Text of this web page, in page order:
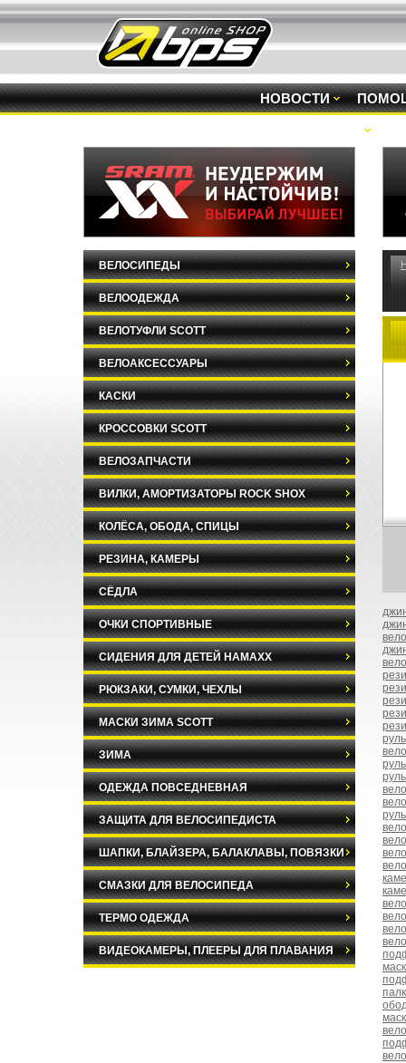
НОВОСТИ
ВЕЛОСИПЕДЫ
ВЕЛООДЕЖДА
ВЕЛОТУФЛИ SCOTT
ВЕЛОАКСЕССУАРЫ
КАСКИ
КРОССОВКИ SCOTT
ВЕЛОЗАПЧАСТИ
ВИЛКИ, АМОРТИЗАТОРЫ ROCK SHOX
КОЛЁСА, ОБОДА, СПИЦЫ
РЕЗИНА, КАМЕРЫ
СЁДЛА
ОЧКИ СПОРТИВНЫЕ
СИДЕНИЯ ДЛЯ ДЕТЕЙ HAMAXX
РЮКЗАКИ, СУМКИ, ЧЕХЛЫ
МАСКИ ЗИМА SCOTT
ЗИМА
ОДЕЖДА ПОВСЕДНЕВНАЯ
ЗАЩИТА ДЛЯ ВЕЛОСИПЕДИСТА
ШАПКИ, БЛАЙЗЕРА, БАЛАКЛАВЫ, ПОВЯЗКИ
СМАЗКИ ДЛЯ ВЕЛОСИПЕДА
ТЕРМО ОДЕЖДА
ВИДЕОКАМЕРЫ, ПЛЕЕРЫ ДЛЯ ПЛАВАНИЯ